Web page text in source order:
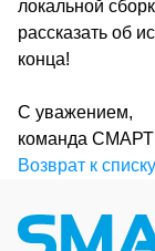
локальной
рассказать об
конца!
С уважением,
команда СМАРТ
Возврат к списку